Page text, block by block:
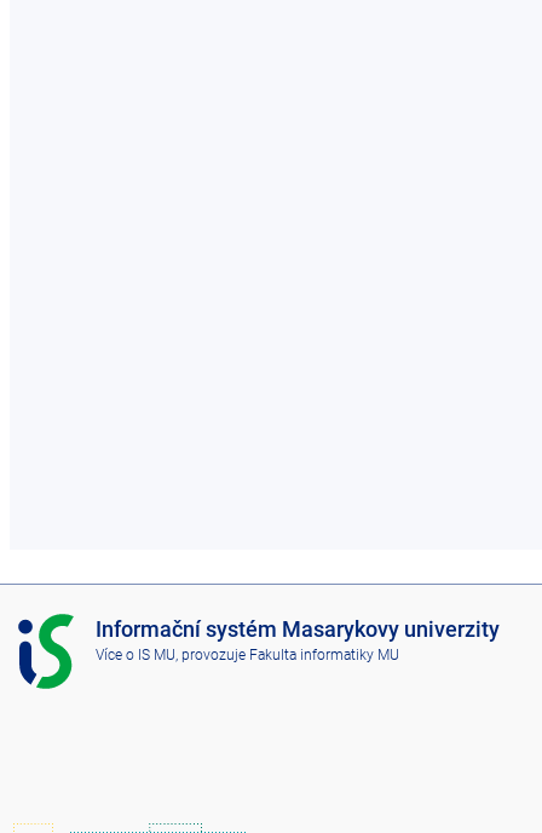
I
S
M
Informační systém Masarykovy univerzity
Více o IS MU , provozuje Fakulta informatiky MU